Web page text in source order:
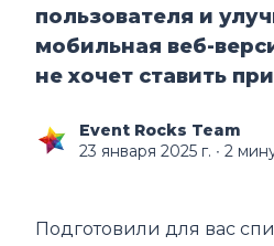
пользователя и
мобильная веб-
не хочет ставить
Event Rocks Team
23 января 2025 г. ∙ 2
Подготовили для вас